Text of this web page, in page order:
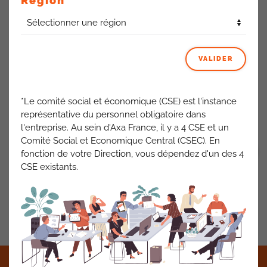
extracteur d’odeur serait obligatoire.
Concernant la salle de réunion d’une capacité de 19
personnes, si, à titre exceptionnel, le besoin est pour un plus
Toutefois, le service immobilier est saisi pour,
capacité supérieure.
ACTUALITÉS AXA FRANCE
VOIR TOUT
PRÉCÉDENT SUIVANT
©2021 CFDT AXA France •Mentions légales•RGPD
VALIDER
*Le comité social et économique (CSE) est l'instance
représentative du personnel obligatoire dans
l'entreprise. Au sein d'Axa France, il y a 4 CSE et un
Comité Social et Economique Central (CSEC). En
fonction de votre Direction, vous dépendez d'un des 4
CSE existants.